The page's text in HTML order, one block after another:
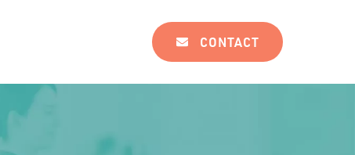
CONTACT